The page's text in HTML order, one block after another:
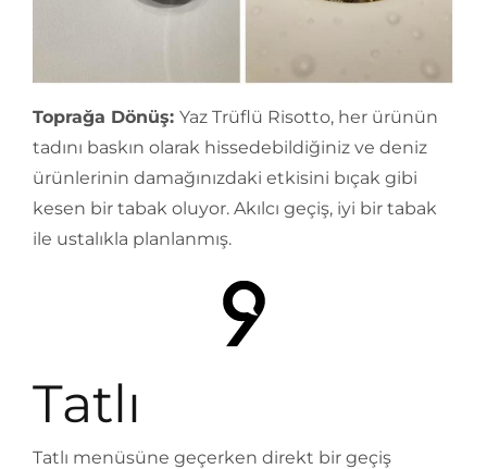
Toprağa Dönüş: Yaz Trüflü Risotto, her ürünün
tadını baskın olarak hissedebildiğiniz ve deniz
ürünlerinin damağınızdaki etkisini bıçak gibi
kesen bir tabak oluyor. Akılcı geçiş, iyi bir tabak
ile ustalıkla planlanmış.
Tatlı
Tatlı menüsüne geçerken direkt bir geçiş